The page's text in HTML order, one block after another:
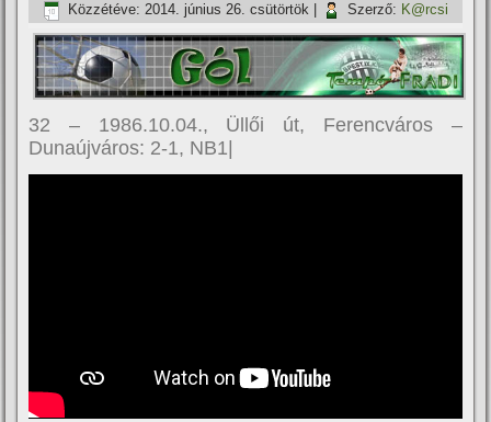
Közzétéve: 2014. június 26. csütörtök Szerző: K@rcsi
32 – 1986.10.04., Üllői út, Ferencváros –
Dunaújváros: 2-1, NB1|